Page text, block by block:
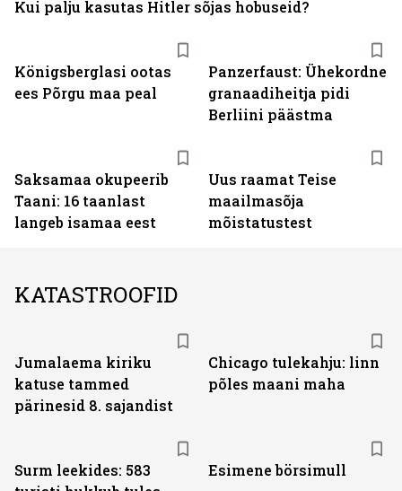
Königsberglasi ootas
ees Põrgu maa peal
Panzerfaust: Ühekordne
granaadiheitja pidi
Berliini päästma
Saksamaa okupeerib
Taani: 16 taanlast
langeb isamaa eest
Uus raamat Teise
maailmasõja
mõistatustest
Kui palju kasutas Hitler sõjas hobuseid?
KATASTROOFID
Jumalaema kiriku
katuse tammed
pärinesid 8. sajandist
Chicago tulekahju: linn
põles maani maha
Surm leekides: 583
Esimene börsimull